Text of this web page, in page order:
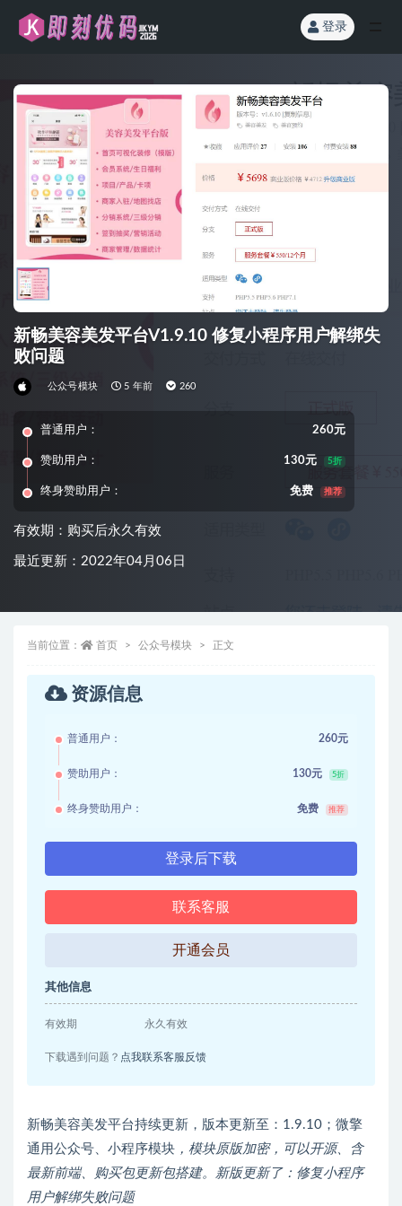
登录
新畅美容美发平台V1.9.10 修复小程序用户解绑失
败问题
公众号模块 5 年前 260
普通用户： 260元
赞助用户： 130元 5折
终身赞助用户： 免费 推荐
有效期：购买后永久有效
最近更新：2022年04月06日
当前位置： 首页 公众号模块 正文
资源信息
普通用户： 260元
赞助用户： 130元 5折
终身赞助用户： 免费 推荐
登录后下载
联系客服
开通会员
其他信息
有效期 永久有效
下载遇到问题？ 点我联系客服反馈
新畅美容美发平台持续更新，版本更新至：1.9.10；微擎
通用公众号、小程序模块 ，模块原版加密，可以开源、含
最新前端、购买包更新包搭建。新版更新了：修复小程序
用户解绑失败问题